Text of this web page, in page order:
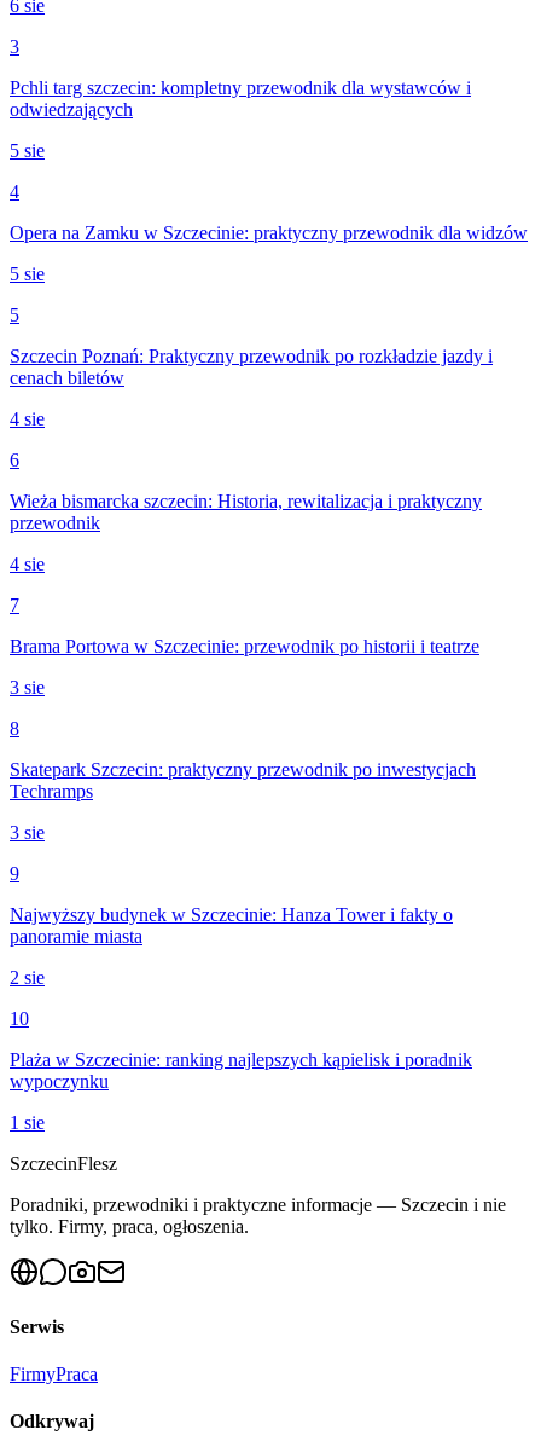
6 sie
3
Pchli targ szczecin: kompletny przewodnik dla wystawców i
odwiedzających
5 sie
4
Opera na Zamku w Szczecinie: praktyczny przewodnik dla widzów
5 sie
5
Szczecin Poznań: Praktyczny przewodnik po rozkładzie jazdy i
cenach biletów
4 sie
6
Wieża bismarcka szczecin: Historia, rewitalizacja i praktyczny
przewodnik
4 sie
7
Brama Portowa w Szczecinie: przewodnik po historii i teatrze
3 sie
8
Skatepark Szczecin: praktyczny przewodnik po inwestycjach
Techramps
3 sie
9
Najwyższy budynek w Szczecinie: Hanza Tower i fakty o
panoramie miasta
2 sie
10
Plaża w Szczecinie: ranking najlepszych kąpielisk i poradnik
wypoczynku
1 sie
SzczecinFlesz
Poradniki, przewodniki i praktyczne informacje — Szczecin i nie
tylko. Firmy, praca, ogłoszenia.
Serwis
FirmyPraca
Odkrywaj